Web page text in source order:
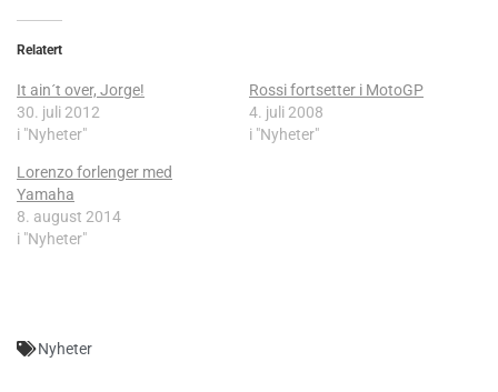
Relatert
It ain´t over, Jorge!
30. juli 2012
i "Nyheter"
Rossi fortsetter i MotoGP
4. juli 2008
i "Nyheter"
Lorenzo forlenger med
Yamaha
8. august 2014
i "Nyheter"
Nyheter